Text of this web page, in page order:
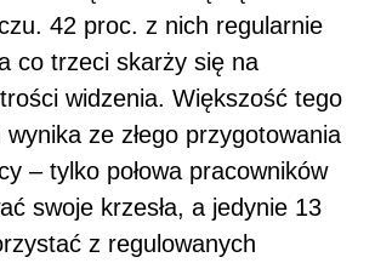
42 proc. z nich regularnie
co trzeci skarży się na
widzenia. Większość tego
ze złego przygotowania
– tylko połowa pracowników
swoje krzesła, a jedynie 13
z regulowanych